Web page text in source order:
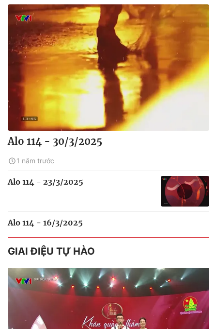
Alo 114 - 30/3/2025
1 năm trước
Alo 114 - 23/3/2025
Alo 114 - 16/3/2025
GIAI ĐIỆU TỰ HÀO